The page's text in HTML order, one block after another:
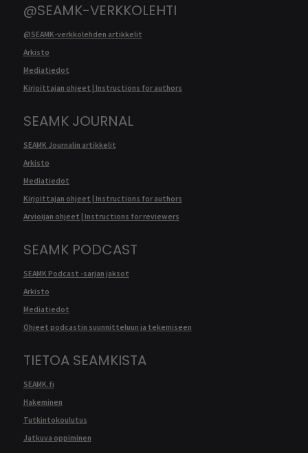
@SEAMK-VERKKOLEHTI
@SEAMK-verkkolehden artikkelit
Arkisto
Mediatiedot
Kirjoittajan ohjeet | Instructions for authors
SEAMK JOURNAL
SEAMK Journalin artikkelit
Arkisto
Mediatiedot
Kirjoittajan ohjeet | Instructions for authors
Arvioijan ohjeet | Instructions for reviewers
SEAMK PODCAST
SEAMK Podcast -sarjan jaksot
Arkisto
Mediatiedot
Ohjeet podcastin suunnitteluun ja tekemiseen
TIETOA SEAMKISTA
SEAMK.fi
Hakeminen
Tutkintokoulutus
Jatkuva oppiminen